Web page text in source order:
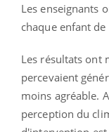
Les enseignants
chaque enfant
Les résultats ont
percevaient
moins agréable.
perception du